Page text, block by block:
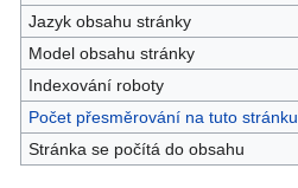
Jazyk obsahu stránky
Model obsahu stránky
Indexování roboty
Počet přesměrování na tuto stránku
Stránka se počítá do obsahu